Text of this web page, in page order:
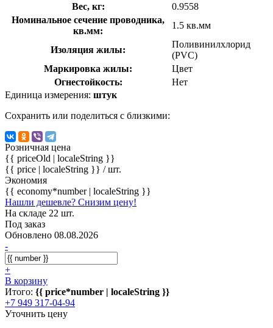
Вес, кг:
0.9558
Номинальное сечение проводника,
кв.мм:
1.5 кв.мм
Изоляция жилы:
Поливинилхлорид
(PVC)
Маркировка жилы:
Цвет
Огнестойкость:
Нет
Единица измерения: штук
Сохранить или поделиться с близкими:
Розничная цена
{{ priceOld | localeString }}
{{ price | localeString }} / шт.
Экономия
{{ economy*number | localeString }}
Нашли дешевле? Снизим цену!
На складе 22 шт.
Под заказ
Обновлено 08.08.2026
-
+
В корзину
Итого: {{ price*number | localeString }}
+7 949 317-04-94
Уточнить цену